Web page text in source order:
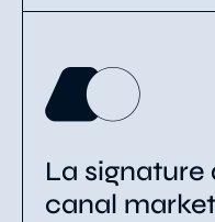
La
canal